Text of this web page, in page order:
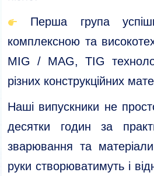
Перша група
комплексною та
MIG / MAG, TIG
різних конструкційних
Наші випускники не
десятки годин за
зварювання та
руки створюватимуть і